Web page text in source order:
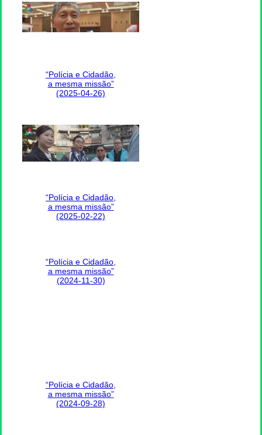
“Polícia e Cidadão,
a mesma missão”
(2025-04-26)
“Polícia e Cidadão,
a mesma missão”
(2025-02-22)
“Polícia e Cidadão,
a mesma missão”
(2024-11-30)
“Polícia e Cidadão,
a mesma missão”
(2024-09-28)